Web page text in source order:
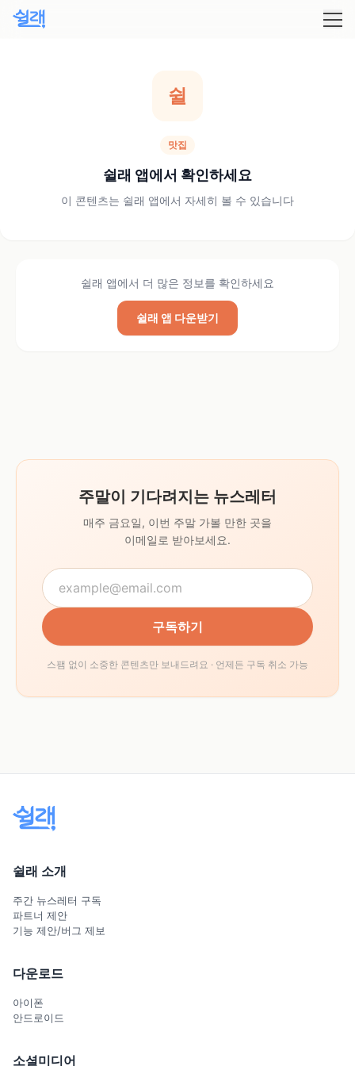
쉴
맛집
쉴래 앱에서 확인하세요
이 콘텐츠는 쉴래 앱에서 자세히 볼 수 있습니다
쉴래 앱에서 더 많은 정보를 확인하세요
쉴래 앱 다운받기
주말이 기다려지는 뉴스레터
매주 금요일, 이번 주말 가볼 만한 곳을
이메일로 받아보세요.
구독하기
스팸 없이 소중한 콘텐츠만 보내드려요 · 언제든 구독 취소 가능
쉴래 소개
주간 뉴스레터 구독
파트너 제안
기능 제안/버그 제보
다운로드
아이폰
안드로이드
소셜미디어